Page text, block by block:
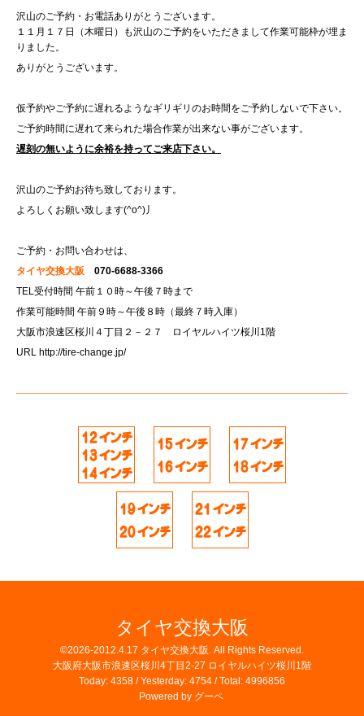
沢山のご予約・お電話ありがとうございます。
１１月１７日（木曜日）も沢山のご予約をいただきまして作業可能枠が埋ま
りました。
ありがとうございます。
仮予約やご予約に遅れるようなギリギリのお時間をご予約しないで下さい。
ご予約時間に遅れて来られた場合作業が出来ない事がございます。
遅刻の無いように余裕を持ってご来店下さい。
沢山のご予約お待ち致しております。
よろしくお願い致します(^o^)丿
ご予約・お問い合わせは、
タイヤ交換大阪 070-6688-3366
TEL受付時間 午前１０時～午後７時まで
作業可能時間 午前９時～午後８時（最終７時入庫）
大阪市浪速区桜川４丁目２－２７ ロイヤルハイツ桜川1階
URL http://tire-change.jp/
タイヤ交換大阪
©2026-2012.4.17 タイヤ交換大阪 . All Rights Reserved.
大阪府大阪市浪速区桜川4丁目2-27 ロイヤルハイツ桜川1階
Today: 4358 / Yesterday: 4754 / Total: 4996856
Powered by グーペ